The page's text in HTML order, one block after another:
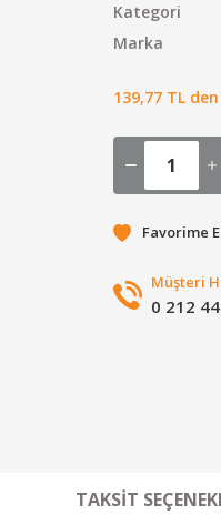
Kategori
Marka
139,77 TL
Müşteri
0 212
TAKSIT